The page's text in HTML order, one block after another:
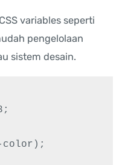
variables seperti
pengelolaan
sistem desain.